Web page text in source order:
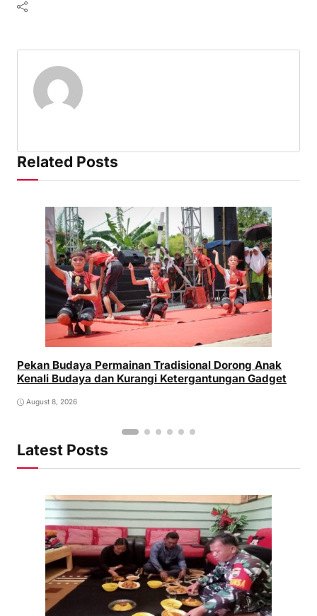
Related Posts
Pekan Budaya Permainan Tradisional Dorong Anak
Kenali Budaya dan Kurangi Ketergantungan Gadget
August 8, 2026
Latest Posts